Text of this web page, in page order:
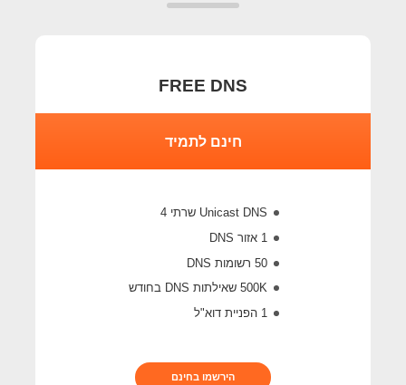
FREE DNS
חינם לתמיד
Unicast DNS שרתי 4
1 אזור DNS
50 רשומות DNS
500K שאילתות DNS בחודש
1 הפניית דוא"ל
הירשמו בחינם